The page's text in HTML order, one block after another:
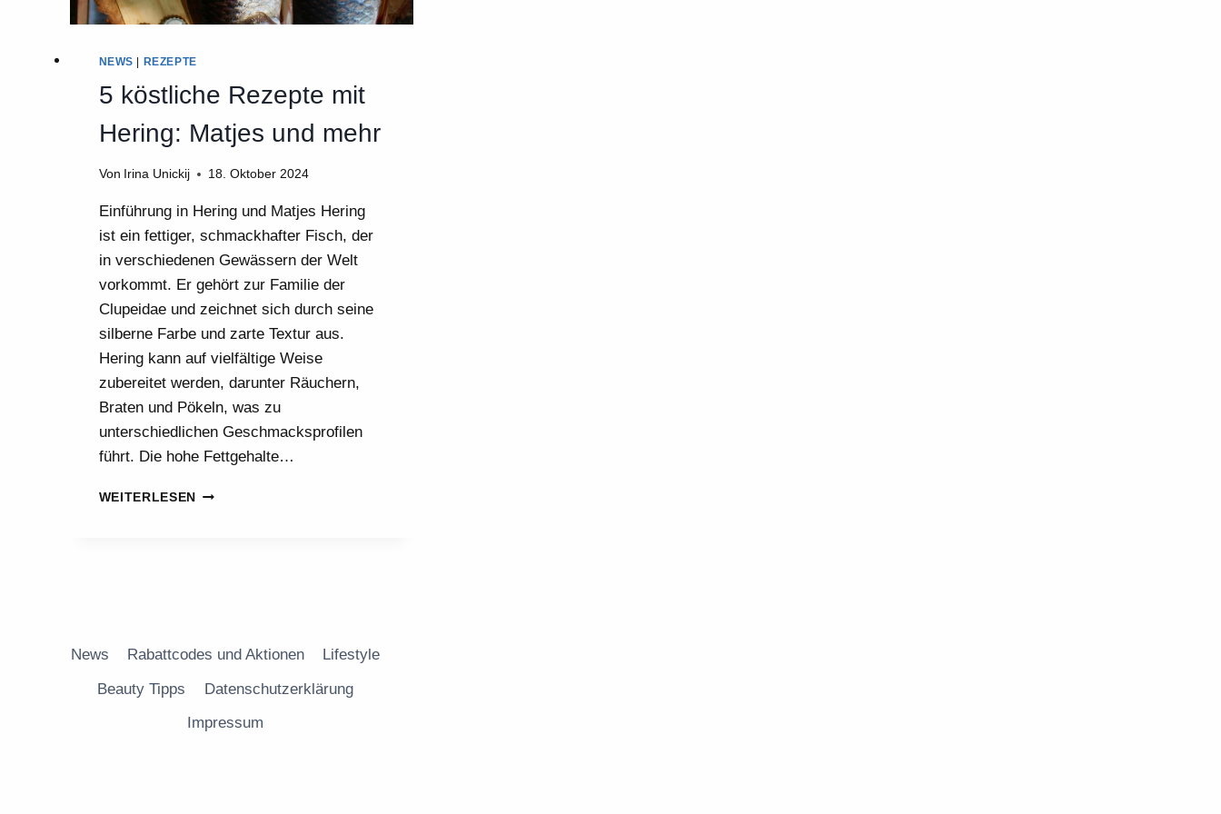
NEWS | REZEPTE
5 köstliche Rezepte mit
Hering: Matjes und mehr
Von Irina Unickij 18. Oktober 2024
Einführung in Hering und Matjes Hering
ist ein fettiger, schmackhafter Fisch, der
in verschiedenen Gewässern der Welt
vorkommt. Er gehört zur Familie der
Clupeidae und zeichnet sich durch seine
silberne Farbe und zarte Textur aus.
Hering kann auf vielfältige Weise
zubereitet werden, darunter Räuchern,
Braten und Pökeln, was zu
unterschiedlichen Geschmacksprofilen
führt. Die hohe Fettgehalte…
WEITERLESEN5
News Rabattcodes und Aktionen
Lifestyle
Beauty Tipps
Datenschutzerklärung
Impressum